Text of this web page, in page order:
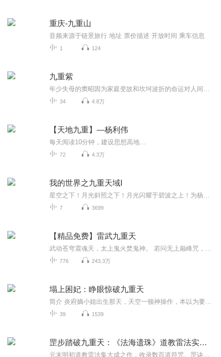
重庆-九重山
音频来源于链景旅行 地址 票价描述 开放时间 乘车信息
1 124
九重紫
34 4.8万
【天地九重】—杨利伟
每天阅读10分钟，建设思想高地…
72 4.3万
我的世界之九重天域I
7 3699
【精品免费】雷武九重天
776 243.3万
塌上困妃：睁眼惊破九重天
39 1539
罡步踏破九重天：《法海遗珠》道教雷法实战全解析